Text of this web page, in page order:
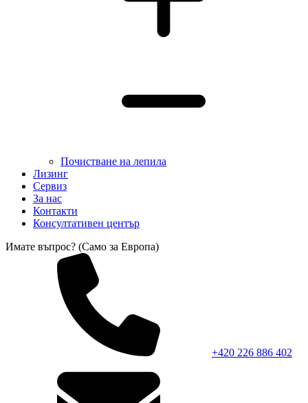
Почистване на лепила
Лизинг
Сервиз
За нас
Контакти
Консултативен център
Имате въпрос? (Само за Европа)
+420 226 886 402